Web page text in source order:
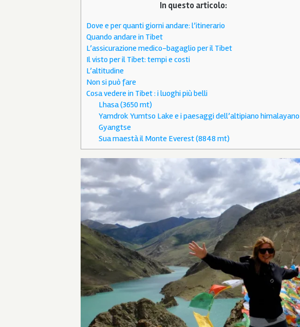
In questo articolo:
Dove e per quanti giorni andare: l’itinerario
Quando andare in Tibet
L’assicurazione medico-bagaglio per il Tibet
Il visto per il Tibet: tempi e costi
L’altitudine
Non si può fare
Cosa vedere in Tibet : i luoghi più belli
Lhasa (3650 mt)
Yamdrok Yumtso Lake e i paesaggi dell’altipiano himalayano
Gyangtse
Sua maestà il Monte Everest (8848 mt)